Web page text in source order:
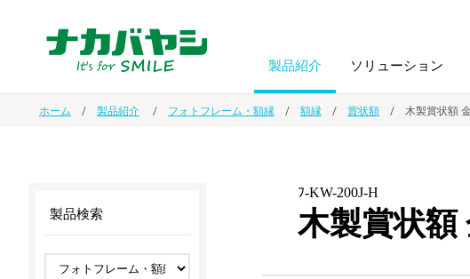
製品紹介
ノート・紙製品
ソリューション
オーダー手帳・ノベルティ制作
IR情報
ホーム 製品紹介 フォトフレーム・額縁 額縁 賞状額 木製賞状額
ﾌ-KW-200J-H
木製賞状額
製品検索